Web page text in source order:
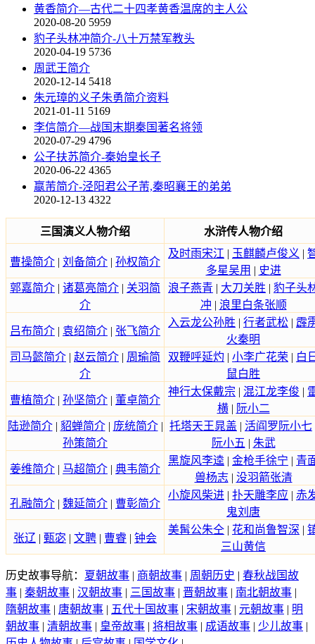
黄香简介—古代二十四孝黄香温席的主人公
2020-08-20 5959
豹子头林冲简介-八十万禁军教头
2020-04-19 5736
周武王简介
2020-12-14 5418
朱元璋的义子朱勇简介资料
2021-01-11 5169
李信简介—战国末期秦国著名将领
2020-07-29 4796
公子扶苏简介-秦始皇长子
2020-06-22 4365
嬴芾简介-泾阳君公子芾,秦昭襄王的弟弟
2020-12-13 4322
三国演义人物介绍 水浒传人物介绍
曹操简介 | 刘备简介 | 孙权简介
及时雨宋江 | 玉麒麟卢俊义 |
多星吴用 | 史进
郭嘉简介 | 诸葛亮简介 | 关羽简
介
浪子燕青 | 大刀关胜 | 豹子头
冲 | 浪里白条张顺
吕布简介 | 袁绍简介 | 张飞简介
入云龙公孙胜 | 行者武松 | 霹
火秦明
司马懿简介 | 赵云简介 | 周瑜简
介
双鞭呼延灼 | 小李广花荣 | 白
鼠白胜
曹植简介 | 孙坚简介 | 董卓简介
神行太保戴宗 | 混江龙李俊 |
横| 阮小二
陆逊简介| 貂蝉简介| 庞统简介|
孙策简介
托塔天王晁盖 | 活阎罗阮小七
阮小五 | 朱武
姜维简介 | 马超简介 | 典韦简介
黑旋风李逵 | 金枪手徐宁 | 青
兽杨志| 没羽箭张清
孔融简介 | 魏延简介 | 曹彰简介
小旋风柴进 | 扑天雕李应 | 赤
鬼刘唐
张辽 | 甄宓 | 文聘 | 曹睿 | 钟会
美髯公朱仝 | 花和尚鲁智深 |
三山黄信
历史故事导航： 夏朝故事 | 商朝故事 | 周朝历史 | 春秋战国故
事 | 秦朝故事 | 汉朝故事 | 三国故事 | 晋朝故事 | 南北朝故事 |
隋朝故事 | 唐朝故事 | 五代十国故事 | 宋朝故事 | 元朝故事 | 明
朝故事 | 清朝故事 | 皇帝故事 | 将相故事 | 成语故事 | 少儿故事 |